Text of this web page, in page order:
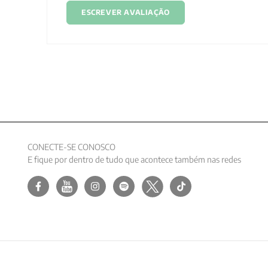
ESCREVER AVALIAÇÃO
CONECTE-SE CONOSCO
E fique por dentro de tudo que acontece também nas redes